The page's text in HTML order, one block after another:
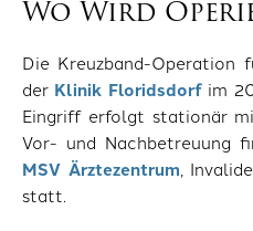
Wo Wird
Die Kreuzband-Operation
der Klinik Floridsdorfim
Eingriff erfolgt stationär
Vor- und Nachbetreuung
MSV Ärztezentrum,
statt.